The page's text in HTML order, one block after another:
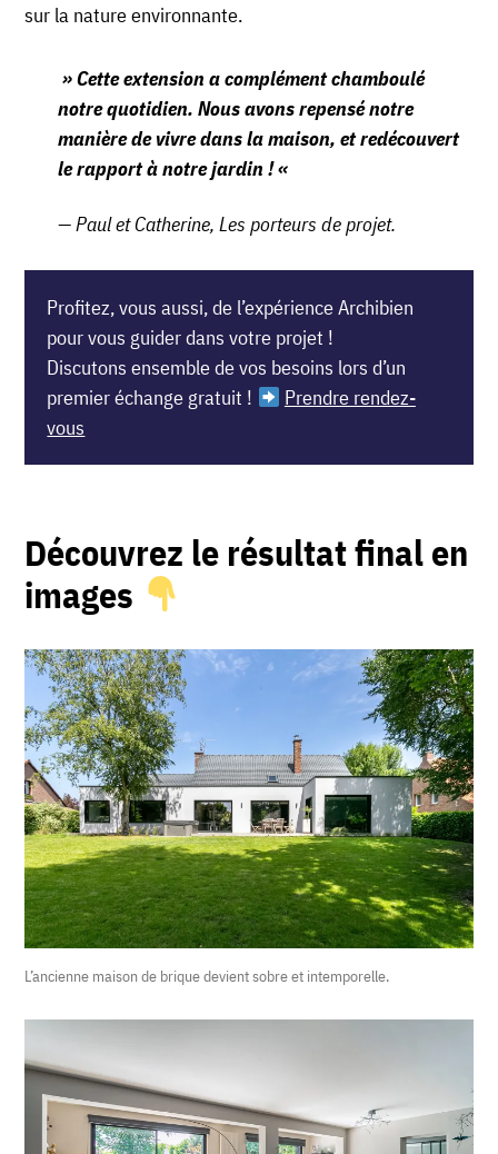
sur la nature environnante.
» Cette extension a complément chamboulé
notre quotidien. Nous avons repensé notre
manière de vivre dans la maison, et redécouvert
le rapport à notre jardin ! «
Paul et Catherine, Les porteurs de projet.
Profitez, vous aussi, de l’expérience Archibien
pour vous guider dans votre projet !
Discutons ensemble de vos besoins lors d’un
premier échange gratuit !
Prendre rendez-
vous
Découvrez le résultat final en
images
L’ancienne maison de brique devient sobre et intemporelle.